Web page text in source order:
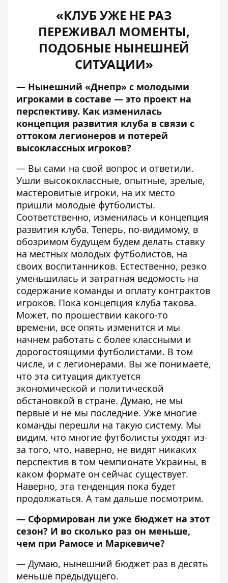
«КЛУБ УЖЕ НЕ РАЗ
ПЕРЕЖИВАЛ МОМЕНТЫ,
ПОДОБНЫЕ НЫНЕШНЕЙ
СИТУАЦИИ»
— Нынешний «Днепр» с молодыми
игроками в составе — это проект на
перспективу. Как изменилась
концепция развития клуба в связи с
оттоком легионеров и потерей
высоклассных игроков?
— Вы сами на свой вопрос и ответили.
Ушли высококлассные, опытные, зрелые,
мастеровитые игроки, на их место
пришли молодые футболисты.
Соответственно, изменилась и концепция
развития клуба. Теперь, по-видимому, в
обозримом будущем будем делать ставку
на местных молодых футболистов, на
своих воспитанников. Естественно, резко
уменьшилась и затратная ведомость на
содержание команды и оплату контрактов
игроков. Пока концепция клуба такова.
Может, по прошествии какого-то
времени, все опять изменится и мы
начнем работать с более классными и
дорогостоящими футболистами. В том
числе, и с легионерами. Вы же понимаете,
что эта ситуация диктуется
экономической и политической
обстановкой в стране. Думаю, не мы
первые и не мы последние. Уже многие
команды перешли на такую систему. Мы
видим, что многие футболисты уходят из-
за того, что, наверно, не видят никаких
перспектив в том чемпионате Украины, в
каком формате он сейчас существует.
Наверно, эта тенденция пока будет
продолжаться. А там дальше посмотрим.
— Сформирован ли уже бюджет на этот
сезон? И во сколько раз он меньше,
чем при Рамосе и Маркевиче?
— Думаю, нынешний бюджет раз в десять
меньше предыдущего.